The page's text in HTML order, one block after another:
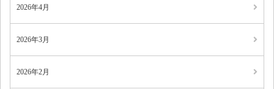
2026年4月
2026年3月
2026年2月